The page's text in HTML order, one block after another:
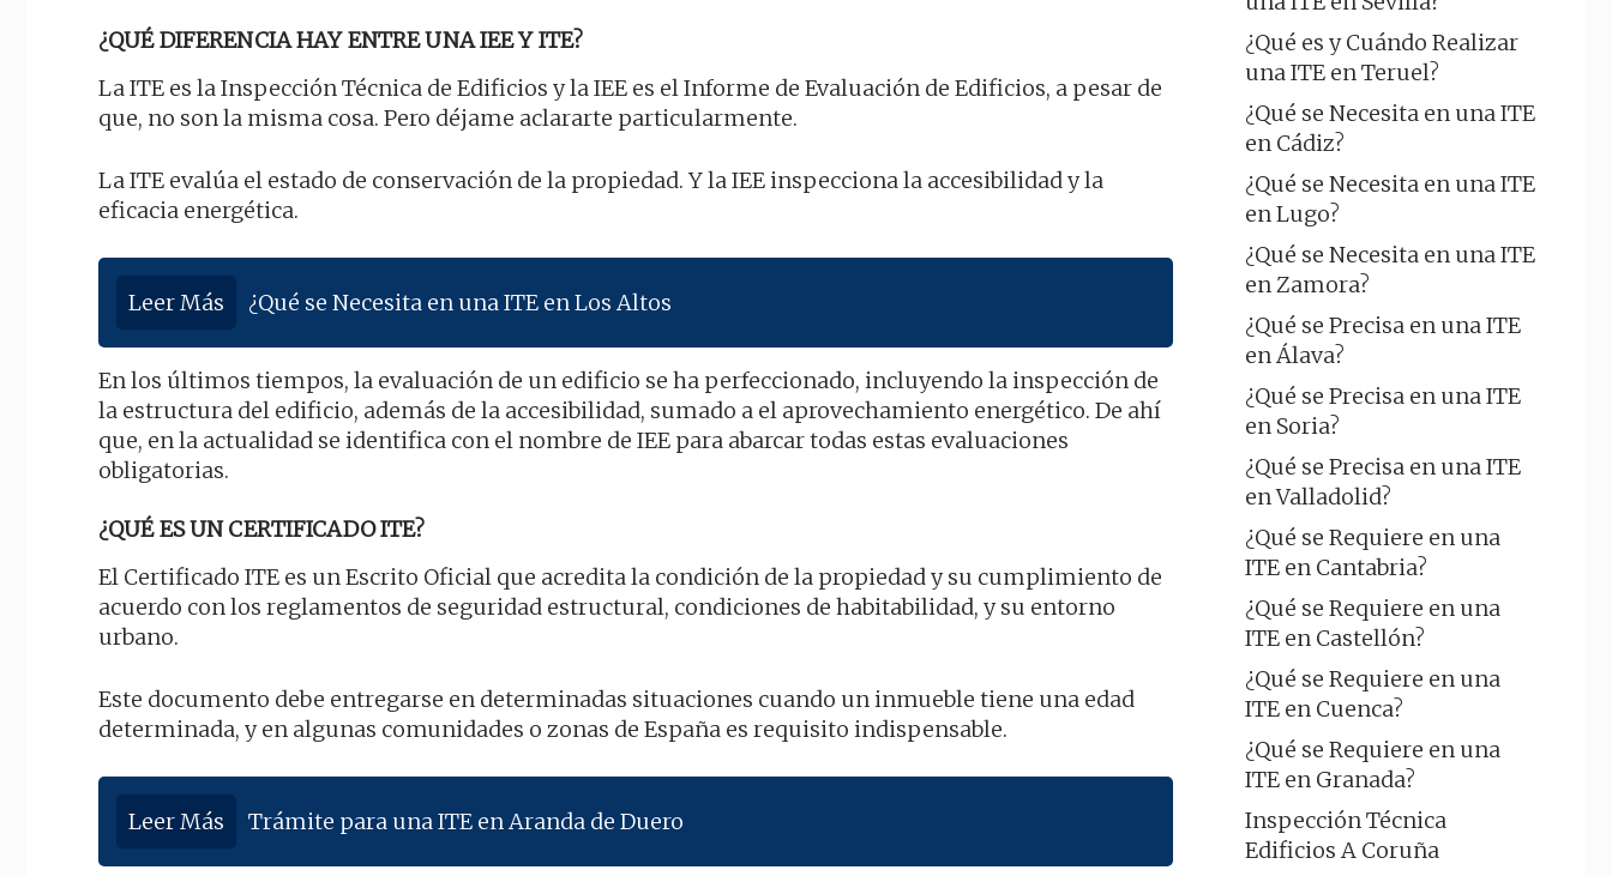
¿QUÉ DIFERENCIA HAY ENTRE UNA IEE Y ITE?
La ITE es la Inspección Técnica de Edificios y la IEE es el Informe de Evaluación de Edificios, a pesar de
que, no son la misma cosa. Pero déjame aclararte particularmente.
La ITE evalúa el estado de conservación de la propiedad. Y la IEE inspecciona la accesibilidad y la
eficacia energética.
Leer Más ¿Qué se Necesita en una ITE en Los Altos
En los últimos tiempos, la evaluación de un edificio se ha perfeccionado, incluyendo la inspección de
la estructura del edificio, además de la accesibilidad, sumado a el aprovechamiento energético. De ahí
que, en la actualidad se identifica con el nombre de IEE para abarcar todas estas evaluaciones
obligatorias.
¿QUÉ ES UN CERTIFICADO ITE?
El Certificado ITE es un Escrito Oficial que acredita la condición de la propiedad y su cumplimiento de
acuerdo con los reglamentos de seguridad estructural, condiciones de habitabilidad, y su entorno
urbano.
Este documento debe entregarse en determinadas situaciones cuando un inmueble tiene una edad
determinada, y en algunas comunidades o zonas de España es requisito indispensable.
Leer Más Trámite para una ITE en Aranda de Duero
¿Qué es y Cuándo Realizar
una ITE en Teruel?
¿Qué se Necesita en una ITE
en Cádiz?
¿Qué se Necesita en una ITE
en Lugo?
¿Qué se Necesita en una ITE
en Zamora?
¿Qué se Precisa en una ITE
en Álava?
¿Qué se Precisa en una ITE
en Soria?
¿Qué se Precisa en una ITE
en Valladolid?
¿Qué se Requiere en una
ITE en Cantabria?
¿Qué se Requiere en una
ITE en Castellón?
¿Qué se Requiere en una
ITE en Cuenca?
¿Qué se Requiere en una
ITE en Granada?
Inspección Técnica
Edificios A Coruña